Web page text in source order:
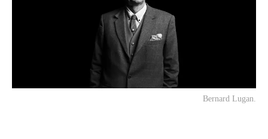
Bernard Lugan.